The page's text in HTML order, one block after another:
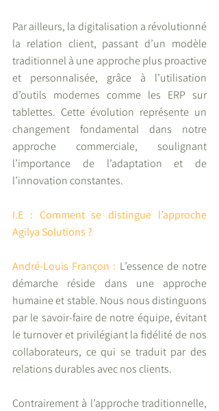
Par ailleurs, la digitalisation a révolutionné
la relation client, passant d’un modèle
traditionnel à une approche plus proactive
et personnalisée, grâce à l’utilisation
d’outils modernes comme les ERP sur
tablettes. Cette évolution représente un
changement fondamental dans notre
approche commerciale, soulignant
l’importance de l’adaptation et de
l’innovation constantes.
I.E : Comment se distingue l’approche
Agilya Solutions ?
André-Louis Françon : L’essence de notre
démarche réside dans une approche
humaine et stable. Nous nous distinguons
par le savoir-faire de notre équipe, évitant
le turnover et privilégiant la fidélité de nos
collaborateurs, ce qui se traduit par des
relations durables avec nos clients.
Contrairement à l’approche traditionnelle,